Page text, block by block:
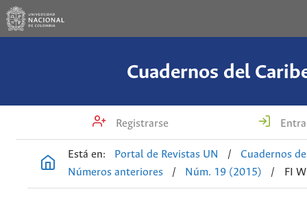
Cuadernos del
Registrarse
Está en: Portal de Revistas UN /
Cuadernos
Números anteriores
/ Núm. 19 (2015) / FI